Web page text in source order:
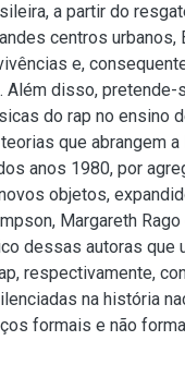
a partir do
centros urbanos,
e,
disso, pretende-
do rap no ensino
que abrangem a
anos 1980, por
objetos,
Margareth
dessas autoras que
respectivamente,
na história
formais e não